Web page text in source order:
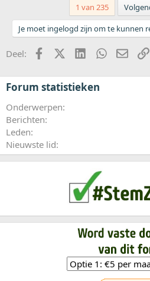
1 van 235
Je moet ingelogd zijn om te kunnen
Deel: FacebookX (Twitter)LinkedInWhatsApp
E-mail
Forum statistieken
Onderwerpen
Berichten
Leden
Nieuwste lid